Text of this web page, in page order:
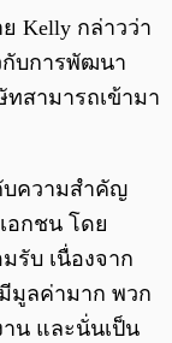
Kelly กล่าวว่า
กับการพัฒนา
สามารถเข้ามา
บความสำคัญ
อกชน โดย
รับ เนื่องจาก
มูลค่ามาก พวก
น และนั่นเป็น